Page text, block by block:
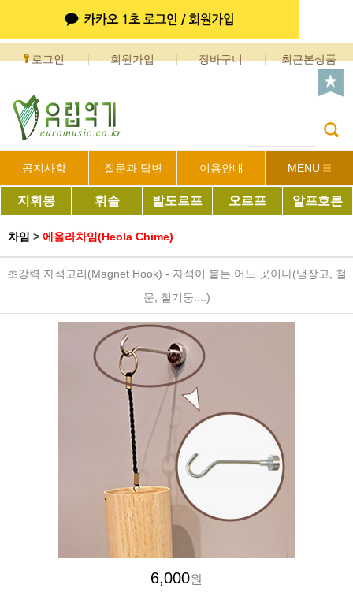
로그인 회원가입 장바구니 최근본상품
공지사항 질문과 답변 이용안내 MENU
지휘봉 휘슬 발도르프 오르프 알프호른
차임 > 에올라차임(Heola Chime)
초강력 자석고리(Magnet Hook) - 자석이 붙는 어느 곳이나(냉장고, 철
문, 철기둥....)
6,000원